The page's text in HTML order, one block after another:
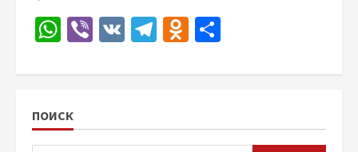
WhatsApp
Viber
VK Telegram
Odnoklassniki
ПОИСК